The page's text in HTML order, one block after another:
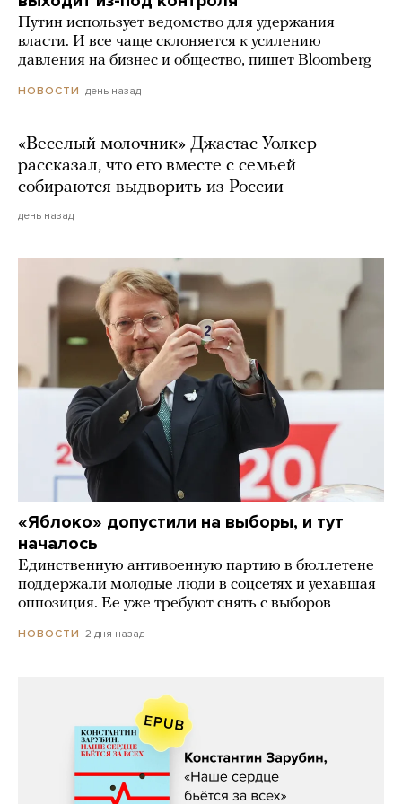
Путин использует ведомство для удержания
власти. И все чаще склоняется к усилению
давления на бизнес и общество, пишет Bloomberg
НОВОСТИ день назад
«Веселый молочник» Джастас Уолкер
рассказал, что его вместе с семьей
собираются выдворить из России
день назад
«Яблоко» допустили на выборы, и тут
началось
Единственную антивоенную партию в бюллетене
поддержали молодые люди в соцсетях и уехавшая
оппозиция. Ее уже требуют снять с выборов
НОВОСТИ 2 дня назад